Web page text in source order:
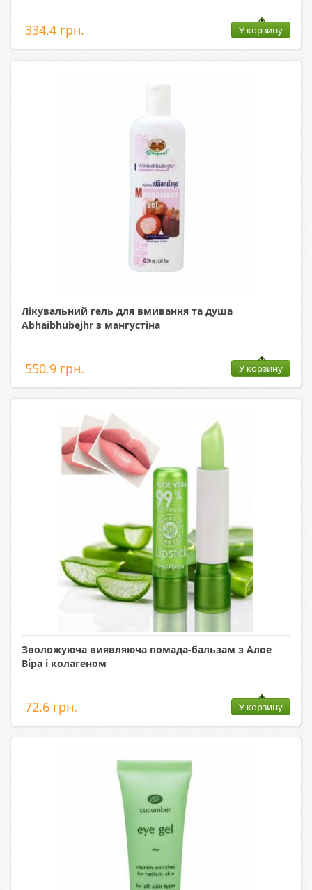
334.4 грн. У корзину
Лікувальний гель для вмивання та душа
Abhaibhubejhr з мангустіна
550.9 грн. У корзину
Зволожуюча виявляюча помада-бальзам з Алое
Віра і колагеном
72.6 грн. У корзину